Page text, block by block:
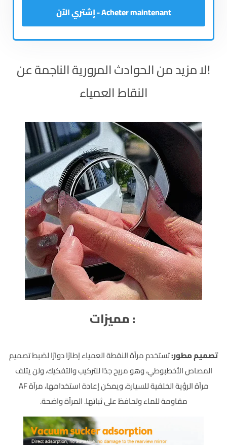
Acheter maintenant - إشتري الآن
!لا مزيد من الحوادث المرورية الناجمة عن
النقاط العمياء
: مميزات
تصميم مطور:تستخدم مرآة النقطة العمياء إطارًا دوارًا لضبط تصميم
المصاص الأخطبوطي، وهو مريح جدًا للتركيب والتفكيك، ولن يتلف
مرآة الرؤية الخلفية للسيارة، ويمكن إعادة استخدامها، مرآة AF
مقاومة للماء وتحافظ على ثباتها. المرآة واضحة.